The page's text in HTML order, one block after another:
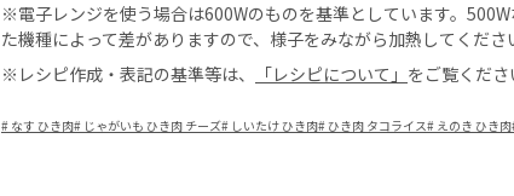
※電子レンジを使う場合は600Wのものを基準としています。
た機種によって差がありますので、様子をみながら加熱してくださ
※レシピ作成・表記の基準等は、
「レシピについて」 をご覧くださ
# なす ひき肉# じゃがいも ひき肉 チーズ# しいたけ ひき肉# ひき肉 タコライス# えのき ひき肉